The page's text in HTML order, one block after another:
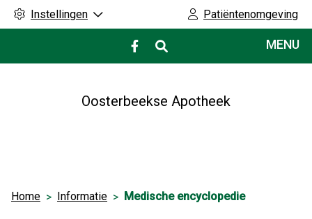
Instellingen Patiëntenomgeving
Bezoek
onze
MENU
Oosterbeekse Apotheek
Home Informatie Medische encyclopedie